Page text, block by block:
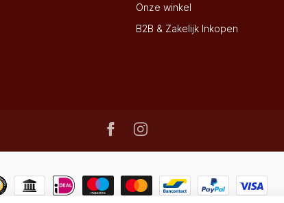
Onze winkel
B2B & Zakelijk Inkopen